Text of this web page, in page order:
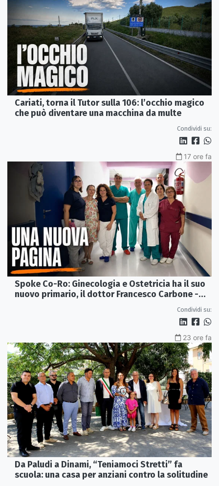
Cariati, torna il Tutor sulla 106: l’occhio magico
che può diventare una macchina da multe
Condividi su:
17 ore fa
Spoke Co-Ro: Ginecologia e Ostetricia ha il suo
nuovo primario, il dottor Francesco Carbone -
Condividi su:
23 ore fa
Da Paludi a Dinami, “Teniamoci Stretti” fa
scuola: una casa per anziani contro la solitudine